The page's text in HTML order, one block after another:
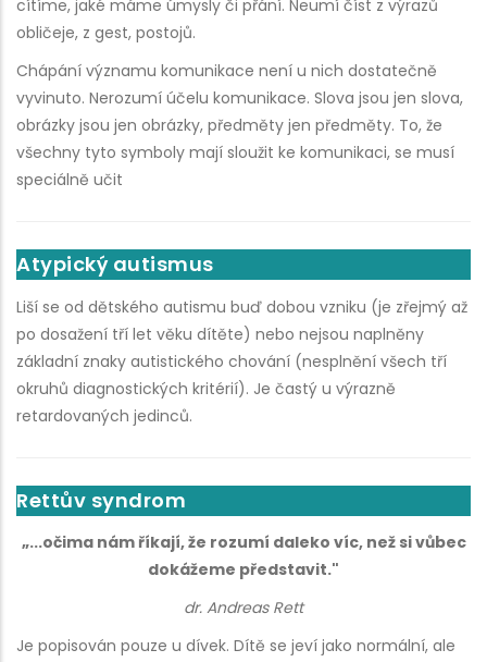
cítíme, jaké máme úmysly či přání. Neumí číst z výrazů
obličeje, z gest, postojů.
Chápání významu komunikace není u nich dostatečně
vyvinuto. Nerozumí účelu komunikace. Slova jsou jen slova,
obrázky jsou jen obrázky, předměty jen předměty. To, že
všechny tyto symboly mají sloužit ke komunikaci, se musí
speciálně učit
Atypický autismus
Liší se od dětského autismu buď dobou vzniku (je zřejmý až
po dosažení tří let věku dítěte) nebo nejsou naplněny
základní znaky autistického chování (nesplnění všech tří
okruhů diagnostických kritérií). Je častý u výrazně
retardovaných jedinců.
Rettův syndrom
„...očima nám říkají, že rozumí daleko víc, než si vůbec
dokážeme představit."
dr. Andreas Rett
Je popisován pouze u dívek. Dítě se jeví jako normální, ale